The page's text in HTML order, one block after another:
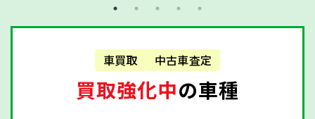
車買取 中古車査定
買取強化中の車種